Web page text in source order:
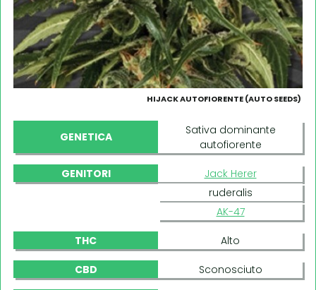
HIJACK AUTOFIORENTE (AUTO SEEDS)
GENETICA
Sativa dominante
autofiorente
GENITORI
Jack Herer
ruderalis
AK-47
THC Alto
CBD Sconosciuto